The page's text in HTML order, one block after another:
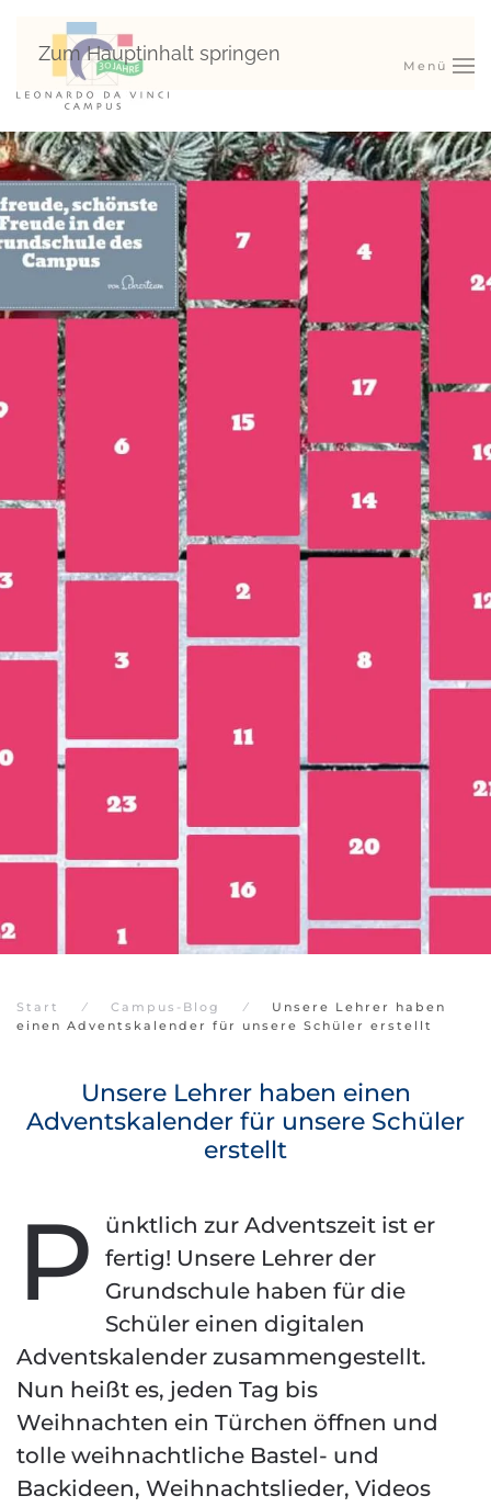
Zum Hauptinhalt springen
Menü
Start Campus-Blog
Unsere Lehrer haben
einen Adventskalender für unsere Schüler erstellt
Unsere Lehrer haben einen
Adventskalender für unsere Schüler
erstellt
P
ünktlich zur Adventszeit ist er
fertig! Unsere Lehrer der
Grundschule haben für die
Schüler einen digitalen
Adventskalender zusammengestellt.
Nun heißt es, jeden Tag bis
Weihnachten ein Türchen öffnen und
tolle weihnachtliche Bastel- und
Backideen, Weihnachtslieder, Videos